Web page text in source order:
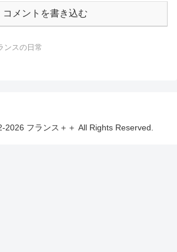
コメントを書き込む
ンスの日常
フランス＋＋ All Rights Reserved.